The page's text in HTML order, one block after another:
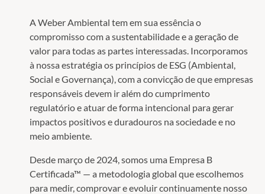
A Weber Ambiental tem em sua essência o
compromisso com a sustentabilidade e a geração de
valor para todas as partes interessadas. Incorporamos
à nossa estratégia os princípios de ESG (Ambiental,
Social e Governança), com a convicção de que empresas
responsáveis devem ir além do cumprimento
regulatório e atuar de forma intencional para gerar
impactos positivos e duradouros na sociedade e no
meio ambiente.
Desde março de 2024, somos uma Empresa B
Certificada™ — a metodologia global que escolhemos
para medir, comprovar e evoluir continuamente nosso